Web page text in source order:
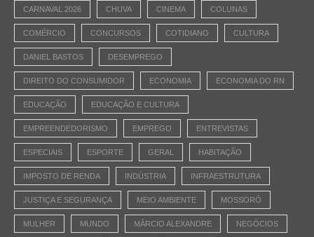
CARNAVAL 2026 CHUVA CINEMA COLUNAS
COMÉRCIO CONCURSOS COTIDIANO CULTURA
DANIEL BASTOS DESEMPREGO
DIREITO DO CONSUMIDOR ECONOMIA ECONOMIA DO RN
EDUCAÇÃO EDUCAÇÃO E CULTURA
EMPREENDEDORISMO EMPREGO ENTREVISTAS
ESPECIAIS ESPORTE GERAL HABITAÇÃO
IMPOSTO DE RENDA INDÚSTRIA INFRAESTRUTURA
JUSTIÇA E SEGURANÇA MEIO AMBIENTE MOSSORÓ
MULHER MUNDO MÁRCIO ALEXANDRE NEGÓCIOS